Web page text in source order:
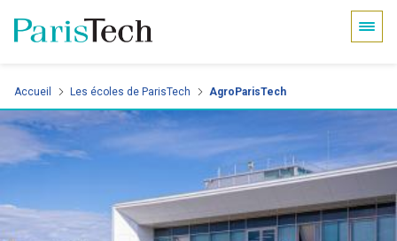
Aller
au
contenu
principal
Accueil Les écoles de ParisTech AgroParisTech